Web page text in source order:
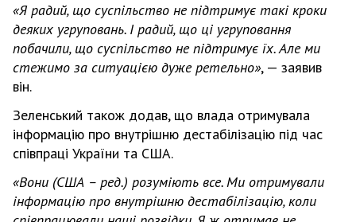
«Я радий, що суспільство не підтримує такі кроки
деяких угруповань. І радий, що ці угруповання
побачили, що суспільство не підтримує їх. Але ми
стежимо за ситуацією дуже ретельно», — заявив
він.
Зеленський також додав, що влада отримувала
інформацію про внутрішню дестабілізацію під час
співпраці України та США.
«Вони (США – ред.) розуміють все. Ми отримували
інформацію про внутрішню дестабілізацію, коли